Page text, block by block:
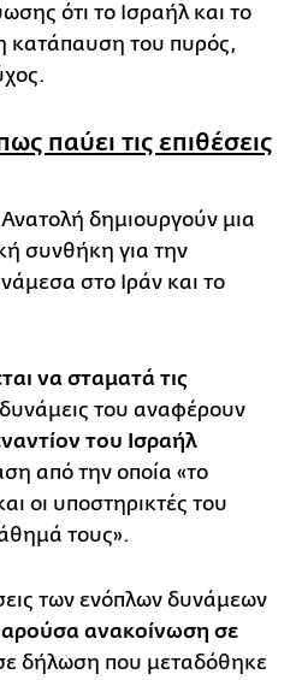
ότι το Ισραήλ και το
κατάπαυση του πυρός,
παύει τις επιθέσεις
δημιουργούν μια
συνθήκη για την
στο Ιράν και το
να σταματά τις
του αναφέρουν
του Ισραήλ
από την οποία «το
οι υποστηρικτές του
τους».
των ενόπλων δυνάμεων
ανακοίνωση σε
δήλωση που μεταδόθηκε